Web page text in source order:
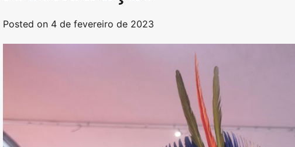
Posted on 4 de fevereiro de 2023